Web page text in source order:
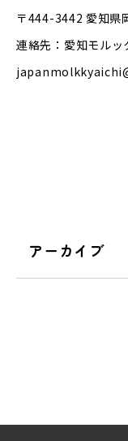
〒444-3442 愛知県
連絡先：愛知モル
アーカイブ